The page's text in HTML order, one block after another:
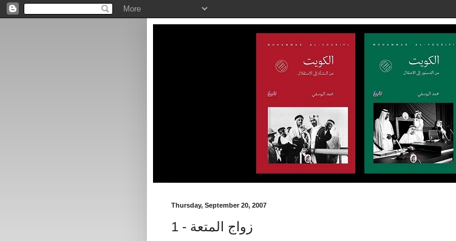
Thursday, September 20, 2007
زواج المتعة - 1